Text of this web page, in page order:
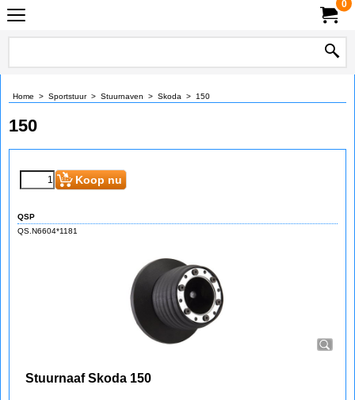
0
Home > Sportstuur> Stuurnaven > Skoda > 150
150
Koop nu
QSP
QS.N6604*1181
Stuurnaaf Skoda 150